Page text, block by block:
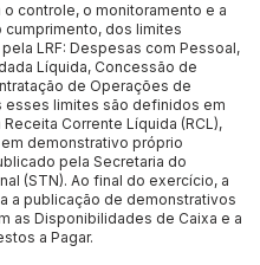
o controle, o monitoramento e a
dos limites
LRF: Despesas com Pessoal,
Líquida, Concessão de
de Operações de
esses limites são definidos em
Corrente Líquida (RCL),
demonstrativo próprio
pela Secretaria do
(STN). Ao final do exercício, a
a publicação de demonstrativos
as Disponibilidades de Caixa e a
a Pagar.